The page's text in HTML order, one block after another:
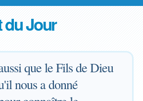
du Jour
que le Fils de Dieu
nous a donné